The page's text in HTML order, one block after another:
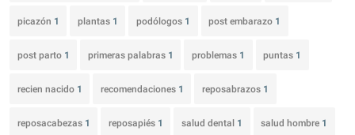
picazón 1 plantas 1 podólogos 1 post embarazo 1
post parto 1 primeras palabras 1 problemas 1 puntas 1
recien nacido 1 recomendaciones 1 reposabrazos 1
reposacabezas 1 reposapiés 1 salud dental 1 salud hombre 1